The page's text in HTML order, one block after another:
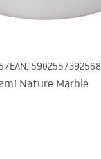
EAN: 5902557392568
Nature Marble